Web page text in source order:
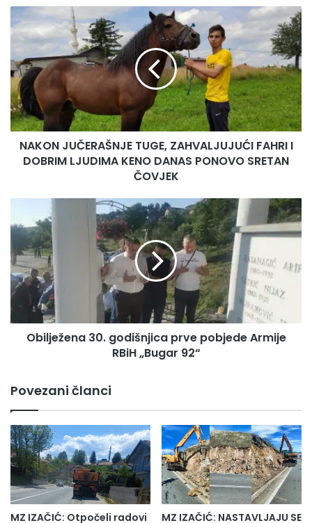
NAKON
JUČERAŠNJE
TUGE,
ZAHVALJUJUĆI
FAHRI
DOBRIM
LJUDIMA
KENO
DANAS
PONOVO
NAKON JUČERAŠNJE TUGE, ZAHVALJUJUĆI FAHRI I
DOBRIM LJUDIMA KENO DANAS PONOVO SRETAN
ČOVJEK
godišnjica
prve
pobjede
Armije
RBiH
„Bugar
92“
Obilježena 30. godišnjica prve pobjede Armije
RBiH „Bugar 92“
Povezani članci
MZ IZAČIĆ: Otpočeli radovi
MZ IZAČIĆ: NASTAVLJAJU SE